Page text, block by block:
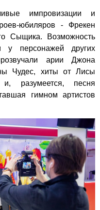
импровизации и
юбиляров - Фрекен
Сыщика. Возможность
персонажей других
арии Джона
Чудес, хиты от Лисы
разумеется, песня
гимном артистов